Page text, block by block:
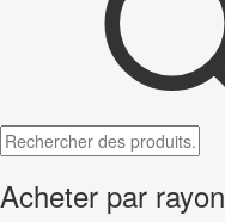
Acheter par rayon